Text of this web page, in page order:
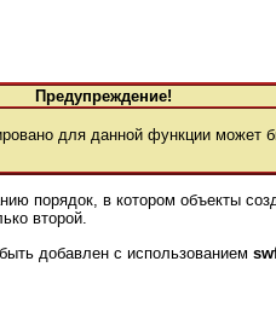
Предупреждение!
для данной функции может
порядок, в котором объекты
второй.
добавлен с использованием